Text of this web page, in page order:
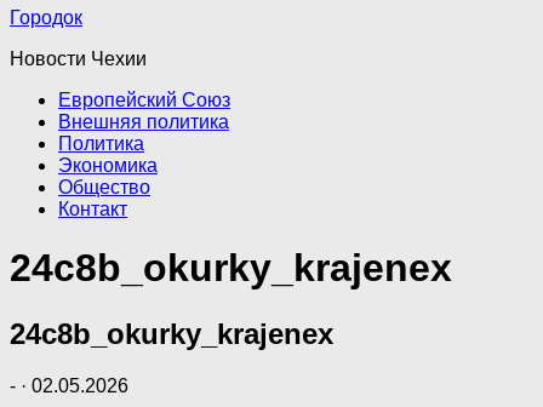
Городок
Новости Чехии
Европейский Союз
Внешняя политика
Политика
Экономика
Общество
Контакт
24c8b_okurky_krajenex
24c8b_okurky_krajenex
- · 02.05.2026